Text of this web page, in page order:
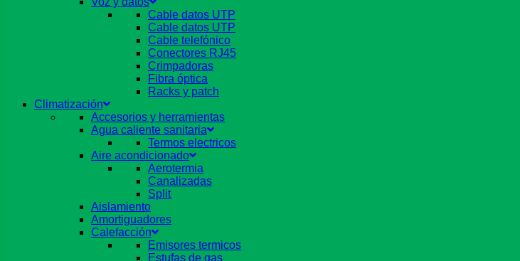
Cable datos UTP
Cable datos UTP
Cable telefónico
Conectores RJ45
Crimpadoras
Fibra óptica
Racks y patch
Climatización
Accesorios y herramientas
Agua caliente sanitaria
Termos electricos
Aire acondicionado
Aerotermia
Canalizadas
Split
Aislamiento
Amortiguadores
Calefacción
Emisores termicos
Estufas de gas